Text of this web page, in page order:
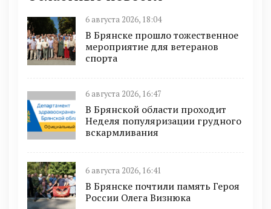
6 августа 2026, 18:04
В Брянске прошло тожественное
мероприятие для ветеранов
спорта
6 августа 2026, 16:47
В Брянской области проходит
Неделя популяризации грудного
вскармливания
6 августа 2026, 16:41
В Брянске почтили память Героя
России Олега Визнюка